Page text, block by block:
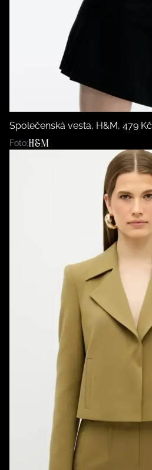
Společenská vesta, H&M, 479 Kč
Foto:H&M